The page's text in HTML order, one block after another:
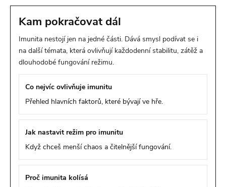
Kam pokračovat dál
Imunita nestojí jen na jedné části. Dává smysl podívat se i
na další témata, která ovlivňují každodenní stabilitu, zátěž a
dlouhodobé fungování režimu.
Co nejvíc ovlivňuje imunitu
Přehled hlavních faktorů, které bývají ve hře.
Jak nastavit režim pro imunitu
Když chceš menší chaos a čitelnější fungování.
Proč imunita kolísá